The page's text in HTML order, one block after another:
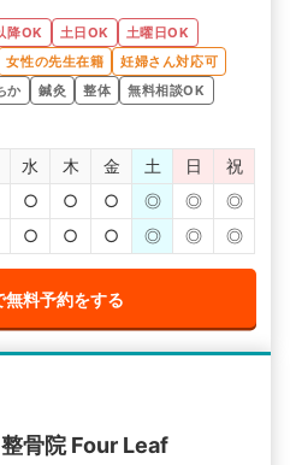
降OK 土日OK
土曜日OK
女性の先生在籍
妊婦さん対応可
か 鍼灸 整体
無料相談OK
水 木 金 土 日
祝
○ ○ ○ ◎ ◎
◎
○ ○ ○ ◎ ◎ ◎
無料予約をする
骨院 Four Leaf